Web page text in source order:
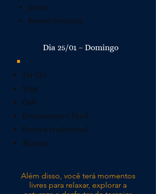
Jantar
Sessão Noturna
Dia 25/01 – Domingo
Tai Chi
Yoga
Café
Ensinamento Final
Pratica tradicional
Almoço
Além disso, você terá momentos
livres para relaxar, explorar a